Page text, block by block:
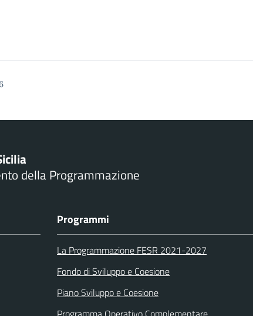
della Programmazione
Programmi
La Programmazione FESR 2021-2027
Fondo di Sviluppo e Coesione
Piano Sviluppo e Coesione